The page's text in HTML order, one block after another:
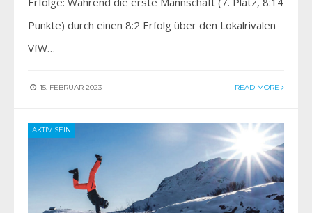
Punkte) durch einen 8:2 Erfolg über den Lokalrivalen
VfW…
15. FEBRUAR 2023 READ MORE
AKTIV SEIN